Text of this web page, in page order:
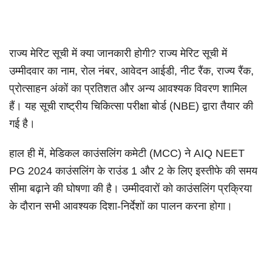
राज्य मेरिट सूची में क्या जानकारी होगी? राज्य मेरिट सूची में
उम्मीदवार का नाम, रोल नंबर, आवेदन आईडी, नीट रैंक, राज्य रैंक,
प्रोत्साहन अंकों का प्रतिशत और अन्य आवश्यक विवरण शामिल
हैं। यह सूची राष्ट्रीय चिकित्सा परीक्षा बोर्ड (NBE) द्वारा तैयार की
गई है।
हाल ही में, मेडिकल काउंसलिंग कमेटी (MCC) ने AIQ NEET
PG 2024 काउंसलिंग के राउंड 1 और 2 के लिए इस्तीफे की समय
सीमा बढ़ाने की घोषणा की है। उम्मीदवारों को काउंसलिंग प्रक्रिया
के दौरान सभी आवश्यक दिशा-निर्देशों का पालन करना होगा।